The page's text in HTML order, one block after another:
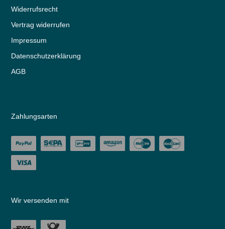
Widerrufs­recht
Vertrag widerrufen
Impressum
Daten­schutz­erklärung
AGB
Zahlungsarten
Wir versenden mit